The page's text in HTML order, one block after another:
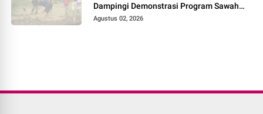
Dampingi Demonstrasi Program Sawah
Pokok Murah di Jorong Bayua
Agustus 02, 2026